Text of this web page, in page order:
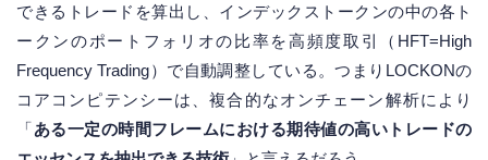
できるトレードを算出し、インデックストークンの中の各ト
ークンのポートフォリオの比率を高頻度取引（HFT=High
Frequency Trading）で自動調整している。つまりLOCKONの
コアコンピテンシーは、複合的なオンチェーン解析により
「ある一定の時間フレームにおける期待値の高いトレードの